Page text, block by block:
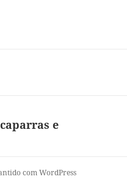
e
com WordPress